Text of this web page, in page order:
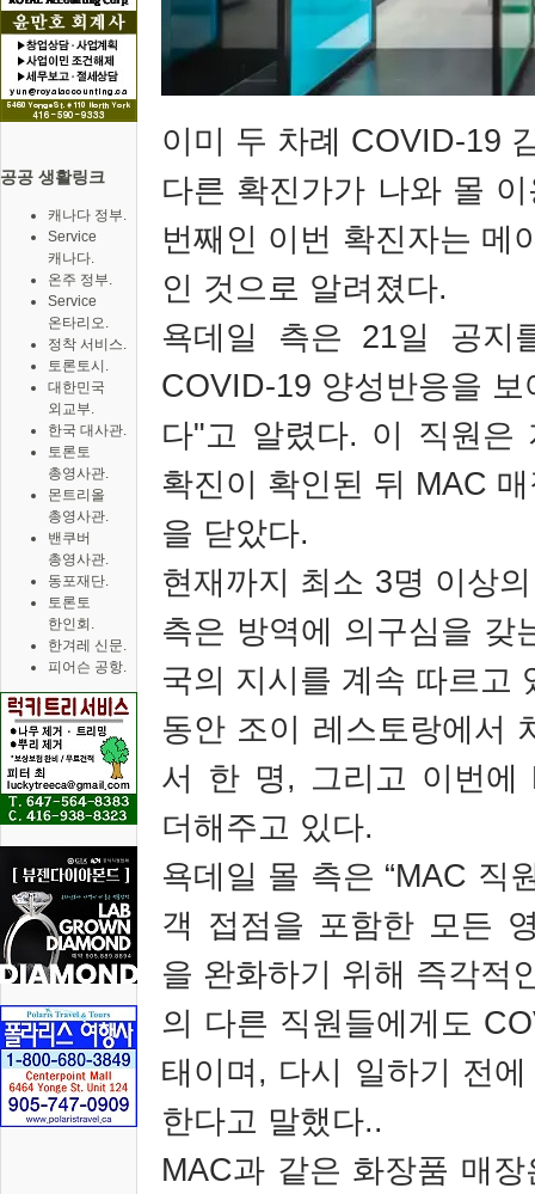
공공 생활링크
캐나다 정부.
Service
캐나다.
온주 정부.
Service
온타리오.
정착 서비스.
토론토시.
대한민국
외교부.
한국 대사관.
토론토
총영사관.
몬트리올
총영사관.
밴쿠버
총영사관.
동포재단.
토론토
한인회.
한겨레 신문.
피어슨 공항.
이미 두 차례 COVID-19
다른 확진가가 나와 몰
번째인 이번 확진자는 메
인 것으로 알려졌다.
욕데일 측은 21일 공지
COVID-19 양성반응을
다"고 알렸다. 이 직원은
확진이 확인된 뒤 MAC
을 닫았다.
현재까지 최소 3명 이상
측은 방역에 의구심을 갖
국의 지시를 계속 따르고
동안 조이 레스토랑에서
서 한 명, 그리고 이번에
더해주고 있다.
욕데일 몰 측은 “MAC 직
객 접점을 포함한 모든
을 완화하기 위해 즉각적
의 다른 직원들에게도
태이며, 다시 일하기 전
한다고 말했다..
MAC과 같은 화장품 매